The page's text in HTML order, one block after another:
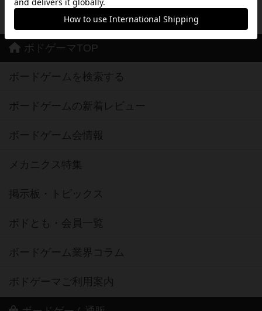
ボドゲーマTOP
ボードゲームを検索する
ボードゲームの新着レビュー
ボードゲーム会情報
メカニクス特集
掲示板・トピックス
ボドとも・会員一覧
ボードゲーム業界コラム
ボドゲーマご利用案内